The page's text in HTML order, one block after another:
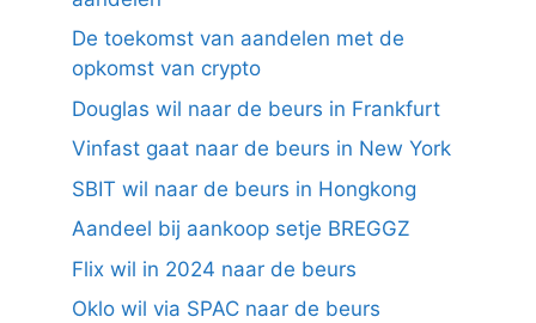
De toekomst van aandelen met de
opkomst van crypto
Douglas wil naar de beurs in Frankfurt
Vinfast gaat naar de beurs in New York
SBIT wil naar de beurs in Hongkong
Aandeel bij aankoop setje BREGGZ
Flix wil in 2024 naar de beurs
Oklo wil via SPAC naar de beurs